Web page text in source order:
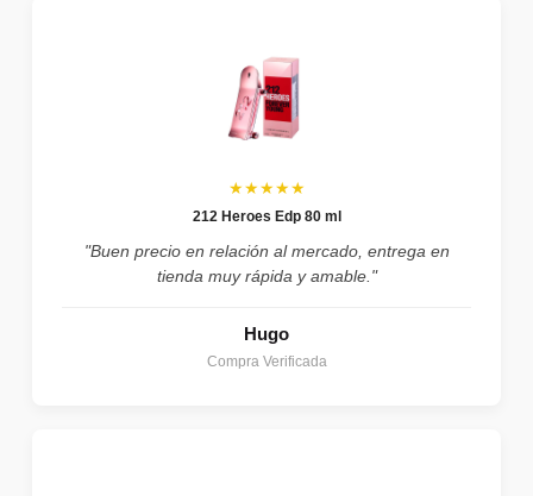
★★★★★
212 Heroes Edp 80 ml
"Buen precio en relación al mercado, entrega en
tienda muy rápida y amable."
Hugo
Compra Verificada